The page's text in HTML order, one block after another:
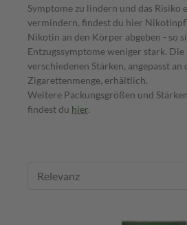
Symptome zu lindern und das Risiko
vermindern, findest du hier
Nikotin an den Körper abgeben - so
Entzugssymptome weniger stark.
verschiedenen Stärken, angepasst
Zigarettenmenge, erhältlich.
Weitere Packungsgrößen und
findest du hier.